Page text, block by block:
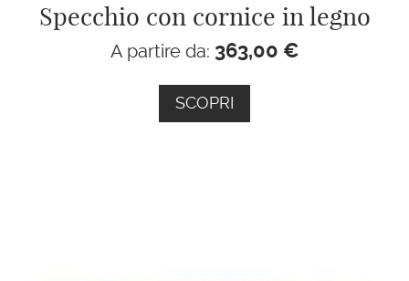
Specchio con cornice in legno
A partire da: 363,00 €
SCOPRI